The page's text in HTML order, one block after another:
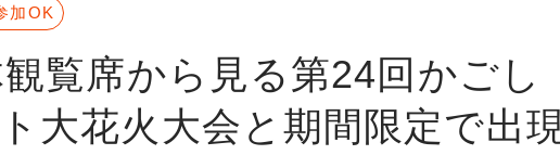
観覧席から見る第24回かごし
大花火大会と期間限定で出
加OK